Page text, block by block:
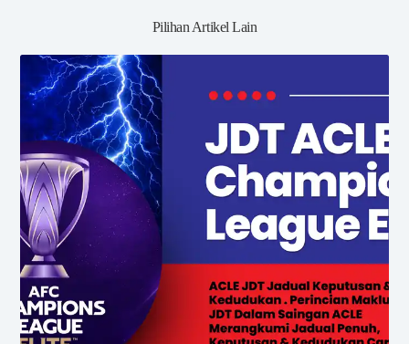
Pilihan Artikel Lain